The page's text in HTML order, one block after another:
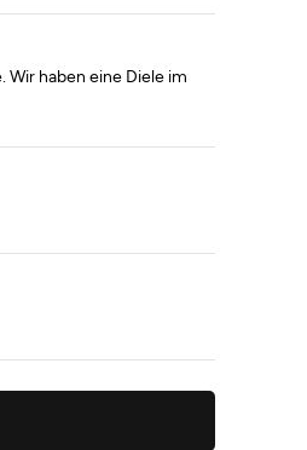
Wir haben eine Diele im